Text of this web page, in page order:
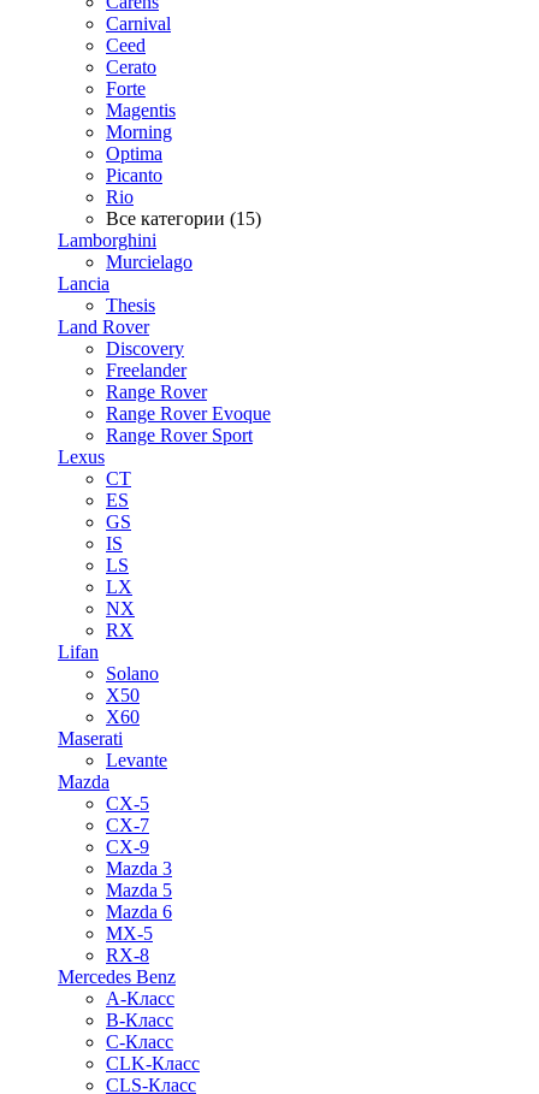
Carnival
Ceed
Cerato
Forte
Magentis
Morning
Optima
Picanto
Rio
Все категории (15)
Lamborghini
Murcielago
Lancia
Thesis
Land Rover
Discovery
Freelander
Range Rover
Range Rover Evoque
Range Rover Sport
Lexus
CT
ES
GS
IS
LS
LX
NX
RX
Lifan
Solano
X50
X60
Maserati
Levante
Mazda
CX-5
CX-7
CX-9
Mazda 3
Mazda 5
Mazda 6
MX-5
RX-8
Mercedes Benz
A-Класс
B-Класс
C-Класс
CLK-Класс
CLS-Класс